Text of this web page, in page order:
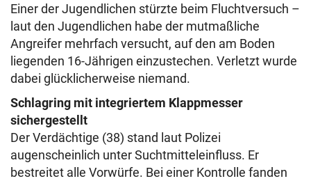
Einer der Jugendlichen stürzte beim Fluchtversuch –
laut den Jugendlichen habe der mutmaßliche
Angreifer mehrfach versucht, auf den am Boden
liegenden 16-Jährigen einzustechen. Verletzt wurde
dabei glücklicherweise niemand.
Schlagring mit integriertem Klappmesser
sichergestellt
Der Verdächtige (38) stand laut Polizei
augenscheinlich unter Suchtmitteleinfluss. Er
bestreitet alle Vorwürfe. Bei einer Kontrolle fanden